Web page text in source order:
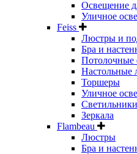
Освещение
Уличное
Feiss
Люстры и
Бра и
Потолочные
Настольные
Торшеры
Уличное
Зеркала
Flambeau
Люстры
Бра и